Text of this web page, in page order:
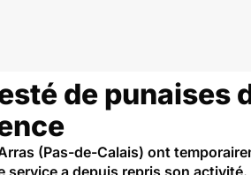
de punaises
(Pas-de-Calais) ont
service a depuis repris son activité.